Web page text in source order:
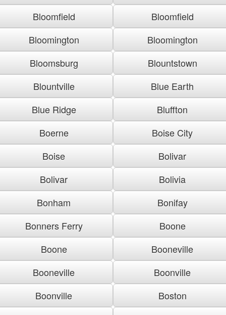
Bloomfield
Bloomfield
Bloomington
Bloomington
Bloomsburg
Blountstown
Blountville
Blue Earth
Blue Ridge
Bluffton
Boerne
Boise City
Boise
Bolivar
Bolivar
Bolivia
Bonham
Bonifay
Bonners Ferry
Boone
Boone
Booneville
Booneville
Boonville
Boonville
Boston